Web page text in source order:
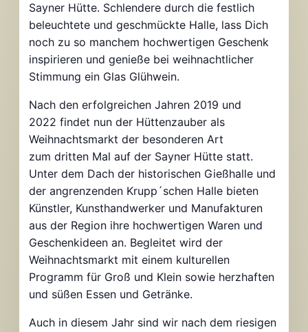
Sayner Hütte. Schlendere durch die festlich
beleuchtete und geschmückte Halle, lass Dich
noch zu so manchem hochwertigen Geschenk
inspirieren und genieße bei weihnachtlicher
Stimmung ein Glas Glühwein.
Nach den erfolgreichen Jahren 2019 und
2022 findet nun der Hüttenzauber als
Weihnachtsmarkt der besonderen Art
zum dritten Mal auf der Sayner Hütte statt.
Unter dem Dach der historischen Gießhalle und
der angrenzenden Krupp´schen Halle bieten
Künstler, Kunsthandwerker und Manufakturen
aus der Region ihre hochwertigen Waren und
Geschenkideen an. Begleitet wird der
Weihnachtsmarkt mit einem kulturellen
Programm für Groß und Klein sowie herzhaften
und süßen Essen und Getränke.
Auch in diesem Jahr sind wir nach dem riesigen